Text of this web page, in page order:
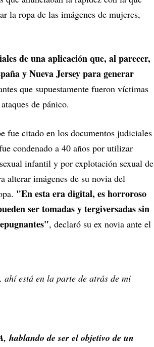
la ropa de las imágenes de mujeres,
de una aplicación que, al parecer,
y Nueva Jersey para generar
que supuestamente fueron víctimas
de pánico.
fue citado en los documentos judiciales
condenado a 40 años por utilizar
infantil y por explotación sexual de
alterar imágenes de su novia del
"En esta era digital, es horroroso
ser tomadas y tergiversadas sin
, declaró su ex novia ante el
ahí está en la parte de atrás de mi
hablando de ser el objetivo de un